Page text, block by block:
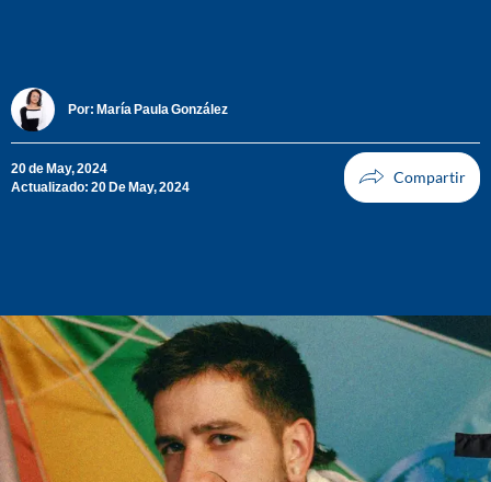
Por: María Paula González
20 de May, 2024
Actualizado: 20 De May, 2024